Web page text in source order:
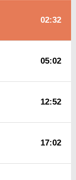
02:32
05:02
12:52
17:02